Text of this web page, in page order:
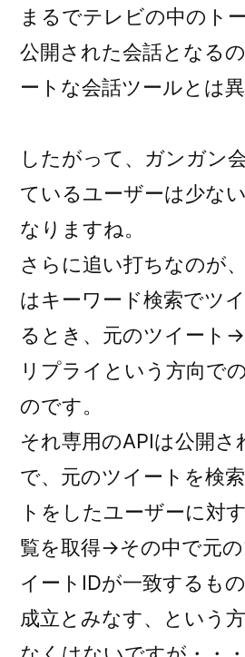
まるでテレビの中のト
公開された会話となる
ートな会話ツールとは異
したがって、ガンガン
ているユーザーは少な
なりますね。
さらに追い打ちなのが
はキーワード検索でツ
るとき、 元のツイート
リプライ という方向で
のです。
それ専用のAPIは公開さ
で、元のツイートを検
トをしたユーザーに対
覧を取得→その中で元
イートIDが一致するも
成立とみなす、という